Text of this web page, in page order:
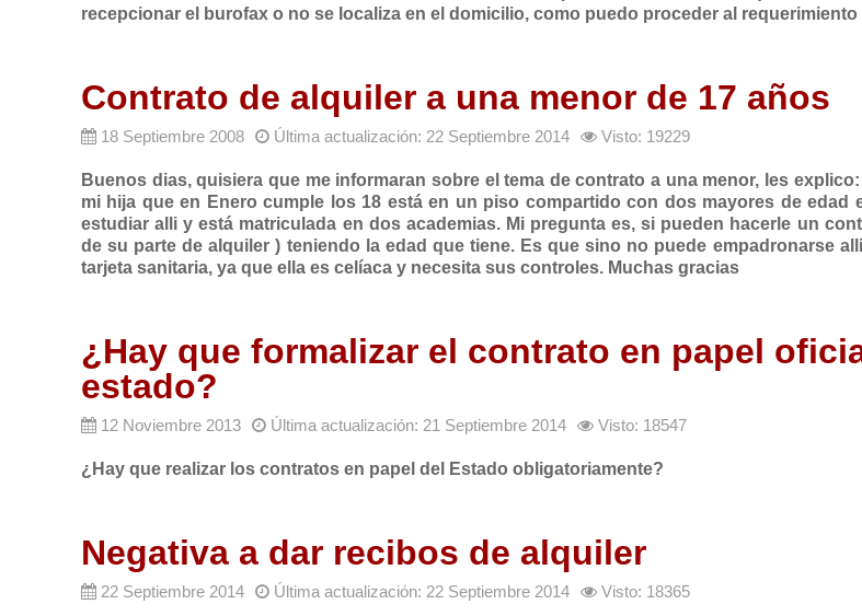
recepcionar el burofax o no se localiza en el domicilio, como puedo proceder al
Contrato de alquiler a una menor de 17 años
18 Septiembre 2008 Última actualización: 22 Septiembre 2014 Visto: 19229
Buenos dias, quisiera que me informaran sobre el tema de contrato a una menor, les
mi hija que en Enero cumple los 18 está en un piso compartido con dos mayores de edad
estudiar alli y está matriculada en dos academias. Mi pregunta es, si pueden hacerle un
de su parte de alquiler ) teniendo la edad que tiene. Es que sino no puede empadronarse
tarjeta sanitaria, ya que ella es celíaca y necesita sus controles. Muchas gracias
¿Hay que formalizar el contrato en papel
estado?
12 Noviembre 2013 Última actualización: 21 Septiembre 2014 Visto: 18547
¿Hay que realizar los contratos en papel del Estado obligatoriamente?
Negativa a dar recibos de alquiler
22 Septiembre 2014 Última actualización: 22 Septiembre 2014 Visto: 18365